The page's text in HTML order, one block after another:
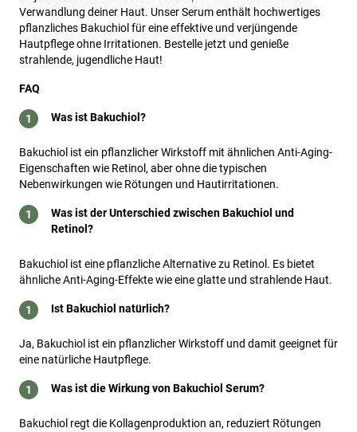
Verwandlung deiner Haut. Unser Serum enthält hochwertiges
pflanzliches Bakuchiol für eine effektive und verjüngende
Hautpflege ohne Irritationen. Bestelle jetzt und genieße
strahlende, jugendliche Haut!
FAQ
Was ist Bakuchiol?
Bakuchiol ist ein pflanzlicher Wirkstoff mit ähnlichen Anti-Aging-
Eigenschaften wie Retinol, aber ohne die typischen
Nebenwirkungen wie Rötungen und Hautirritationen.
Was ist der Unterschied zwischen Bakuchiol und
Retinol?
Bakuchiol ist eine pflanzliche Alternative zu Retinol. Es bietet
ähnliche Anti-Aging-Effekte wie eine glatte und strahlende Haut.
Ist Bakuchiol natürlich?
Ja, Bakuchiol ist ein pflanzlicher Wirkstoff und damit geeignet für
eine natürliche Hautpflege.
Was ist die Wirkung von Bakuchiol Serum?
Bakuchiol regt die Kollagenproduktion an, reduziert Rötungen